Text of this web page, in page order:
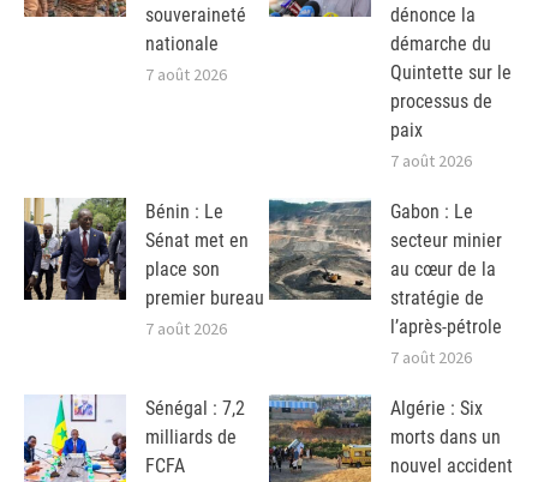
souveraineté
nationale
7 août 2026
dénonce la
démarche du
Quintette sur le
processus de
paix
7 août 2026
Bénin : Le
Sénat met en
place son
premier bureau
7 août 2026
Gabon : Le
secteur minier
au cœur de la
stratégie de
l’après-pétrole
7 août 2026
Sénégal : 7,2
milliards de
FCFA
Algérie : Six
morts dans un
nouvel accident